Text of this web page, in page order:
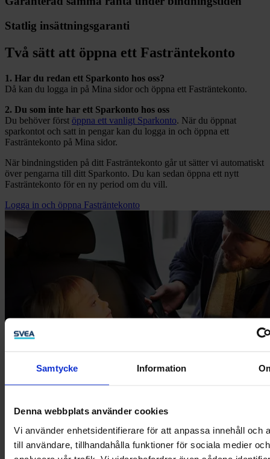
Samtycke Information
Denna webbplats använder cookies
Vi använder enhetsidentifierare för att anpassa innehåll och
till användare, tillhandahålla funktioner för sociala medier och
Statlig insättningsgaranti
Två sätt att öppna ett Fasträntekonto
1. Har du redan ett Sparkonto hos oss?
Då kan du logga in på Mina sidor och öppna ett Fasträntekonto.
2. Du som inte har ett Sparkonto hos oss
Du behöver först öppna ett vanligt Sparkonto. När du öppnat
sparkontot och satt in pengar kan du logga in och öppna ett
Fasträntekonto på Mina sidor.
När bindningstiden på ditt Fasträntekonto går ut sätter vi automatiskt
över pengarna till ditt Sparkonto. Du kan sedan öppna ett nytt
Fasträntekonto för en ny period om du vill.
Logga in och öppna Fasträntekonto